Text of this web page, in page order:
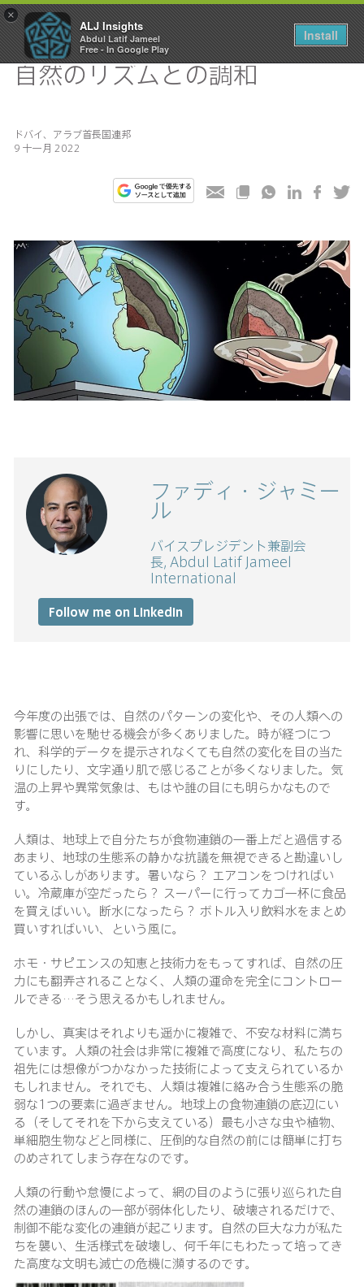
×
ALJ Insights
Abdul Latif Jameel
Free - In Google Play
Install
Toggle
navigation
自然のリズムとの調和
ドバイ、アラブ首長国連邦
9 十一月 2022
ファディ・ジャミー
ル
バイスプレジデント兼副会
長, Abdul Latif Jameel
International
Follow me on LinkedIn
今年度の出張では、自然のパターンの変化や、その人類への
影響に思いを馳せる機会が多くありました。時が経つにつ
れ、科学的データを提示されなくても自然の変化を目の当た
りにしたり、文字通り肌で感じることが多くなりました。気
温の上昇や異常気象は、もはや誰の目にも明らかなもので
す。
人類は、地球上で自分たちが食物連鎖の一番上だと過信する
あまり、地球の生態系の静かな抗議を無視できると勘違いし
ているふしがあります。暑いなら？ エアコンをつければい
い。冷蔵庫が空だったら？ スーパーに行ってカゴ一杯に食品
を買えばいい。断水になったら？ ボトル入り飲料水をまとめ
買いすればいい、という風に。
ホモ・サピエンスの知恵と技術力をもってすれば、自然の圧
力にも翻弄されることなく、人類の運命を完全にコントロー
ルできる…そう思えるかもしれません。
しかし、真実はそれよりも遥かに複雑で、不安な材料に満ち
ています。人類の社会は非常に複雑で高度になり、私たちの
祖先には想像がつかなかった技術によって支えられているか
もしれません。それでも、人類は複雑に絡み合う生態系の脆
弱な1つの要素に過ぎません。地球上の食物連鎖の底辺にい
る（そしてそれを下から支えている）最も小さな虫や植物、
単細胞生物などと同様に、圧倒的な自然の前には簡単に打ち
のめされてしまう存在なのです。
人類の行動や怠慢によって、網の目のように張り巡られた自
然の連鎖のほんの一部が弱体化したり、破壊されるだけで、
制御不能な変化の連鎖が起こります。自然の巨大な力が私た
ちを襲い、生活様式を破壊し、何千年にもわたって培ってき
た高度な文明も滅亡の危機に瀕するのです。